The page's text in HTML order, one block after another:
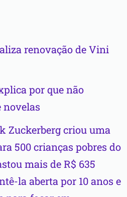
renovação de Vini
por que não
novelas
Zuckerberg criou uma
500 crianças pobres do
mais de R$ 635
la aberta por 10 anos e